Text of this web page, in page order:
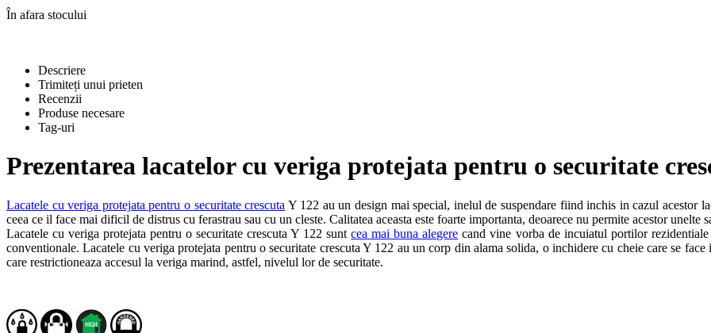
În afara stocului
Descriere
Trimiteți unui prieten
Recenzii
Produse necesare
Tag-uri
Prezentarea lacatelor cu veriga protejata pentru o securitate
Lacatele cu veriga protejata pentru o securitate crescuta Y 122 au un design mai special, inelul de suspendare fiind inchis in cazul acestor
ceea ce il face mai dificil de distrus cu ferastrau sau cu un cleste. Calitatea aceasta este foarte importanta, deoarece nu permite acestor
Lacatele cu veriga protejata pentru o securitate crescuta Y 122 suntcea mai buna alegere cand vine vorba de incuiatul portilor
conventionale. Lacatele cu veriga protejata pentru o securitate crescuta Y 122 au un corp din alama solida, o inchidere cu cheie care se
care restrictioneaza accesul la veriga marind, astfel, nivelul lor de securitate.